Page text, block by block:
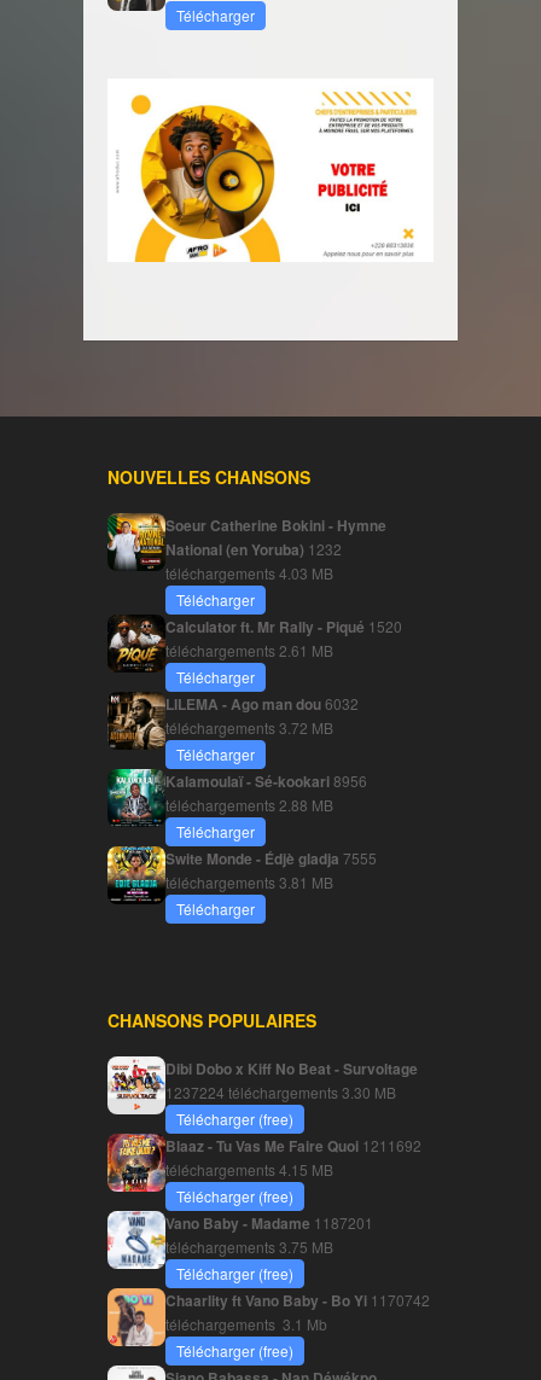
Télécharger
NOUVELLES CHANSONS
Soeur Catherine Bokini - Hymne
National (en Yoruba) 1232
téléchargements4.03 MB
Télécharger
Calculator ft. Mr Rally - Piqué 1520
téléchargements 2.61 MB
Télécharger
LILEMA - Ago man dou6032
téléchargements3.72 MB
Télécharger
Kalamoulaï - Sé-kookari8956
téléchargements 2.88 MB
Télécharger
Swite Monde - Édjè gladja 7555
téléchargements3.81 MB
Télécharger
CHANSONS POPULAIRES
Dibi Dobo x Kiff No Beat - Survoltage
1237224 téléchargements3.30 MB
Télécharger (free)
Blaaz - Tu Vas Me Faire Quoi 1211692
téléchargements4.15 MB
Télécharger (free)
Vano Baby - Madame 1187201
téléchargements3.75 MB
Télécharger (free)
Chaarlity ft Vano Baby - Bo Yi 1170742
téléchargements 3.1 Mb
Télécharger (free)